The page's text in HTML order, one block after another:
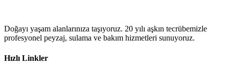
Doğayı yaşam alanlarınıza taşıyoruz. 20 yılı aşkın tecrübemizle
profesyonel peyzaj, sulama ve bakım hizmetleri sunuyoruz.
Hızlı Linkler